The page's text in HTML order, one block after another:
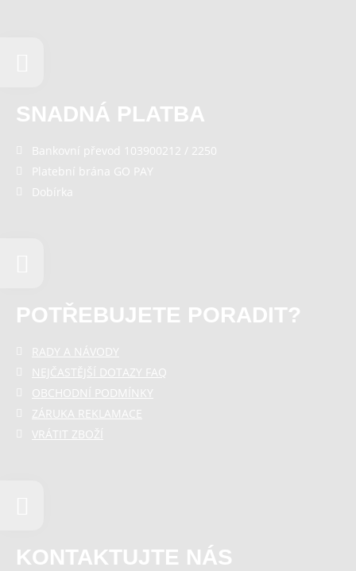
SNADNÁ PLATBA
Bankovní převod 103900212 / 2250
Platební brána GO PAY
Dobírka
POTŘEBUJETE PORADIT?
RADY A NÁVODY
NEJČASTĚJŠÍ DOTAZY FAQ
OBCHODNÍ PODMÍNKY
ZÁRUKA REKLAMACE
VRÁTIT ZBOŽÍ
KONTAKTUJTE NÁS